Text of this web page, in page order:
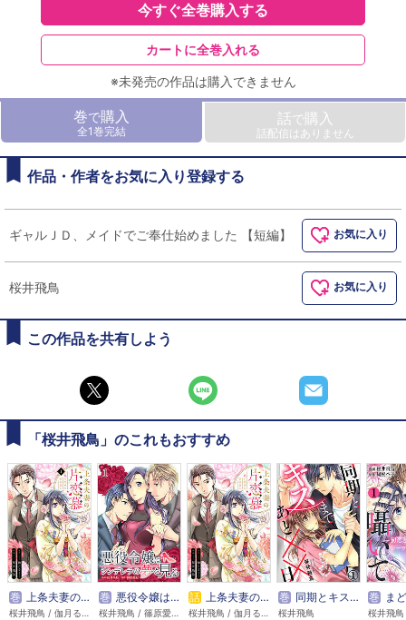
今すぐ全巻購入する
カートに全巻入れる
※未発売の作品は購入できません
巻で購入
全1巻完結
話で購入
話配信はありません
作品・作者をお気に入り登録する
ギャルＪＤ、メイドでご奉仕始めました 【短編】 お気に入り
桜井飛鳥 お気に入り
この作品を共有しよう
「桜井飛鳥」のこれもおすすめ
巻 上条夫妻の片恋慕 親の決めたあの方と 巻 悪役令嬢はシンデレラの夢を見る 話 上条夫妻の片恋慕 親の決めたあの方と 巻 同期とキスまであと××日
桜井飛鳥
巻 まどろむ夜に